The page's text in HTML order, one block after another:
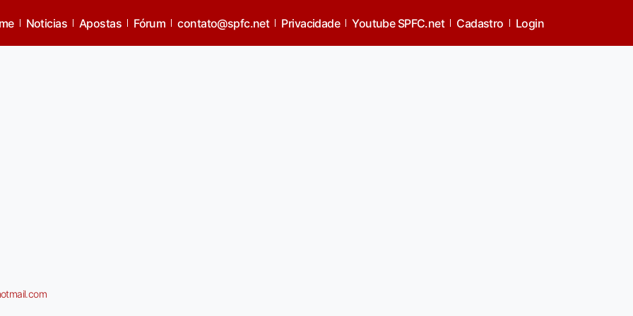
Noticias Apostas Fórum contato@spfc.net Privacidade Youtube SPFC.net Cadastro Login